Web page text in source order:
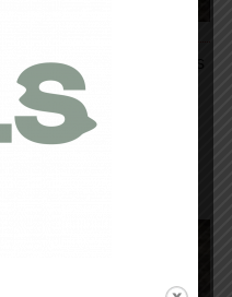
2 points forts
La
avec 30% de poids en
efficacité équivalente !
au pied, je foule les